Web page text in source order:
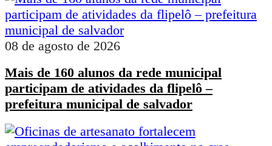
08 de agosto de 2026
Mais de 160 alunos da rede municipal
participam de atividades da flipelô –
prefeitura municipal de salvador